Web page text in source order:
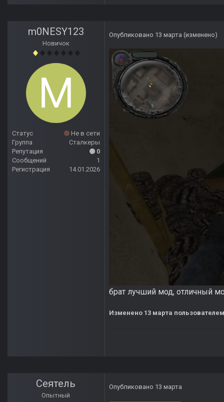
m0NESY123
Новичок
Статус
Не в сети
Группа
Сталкеры
Репутация
0
Сообщений
1
Регистрация
14.01.2026
Опубликовано 13 марта (изменено)
брат лучший мод, отличный
Изменено 13 марта
Сеятель
Опытный
Опубликовано 13 марта